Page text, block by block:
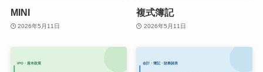
MINI
2026年5月11日
複式簿記
2026年5月11日